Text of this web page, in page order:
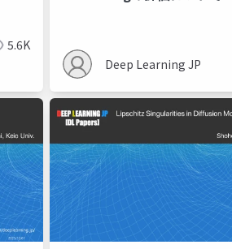
5.6K
Deep Learning JP